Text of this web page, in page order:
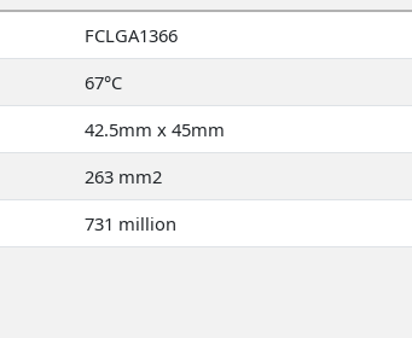
FCLGA1366
67°C
42.5mm x 45mm
263 mm2
731 million